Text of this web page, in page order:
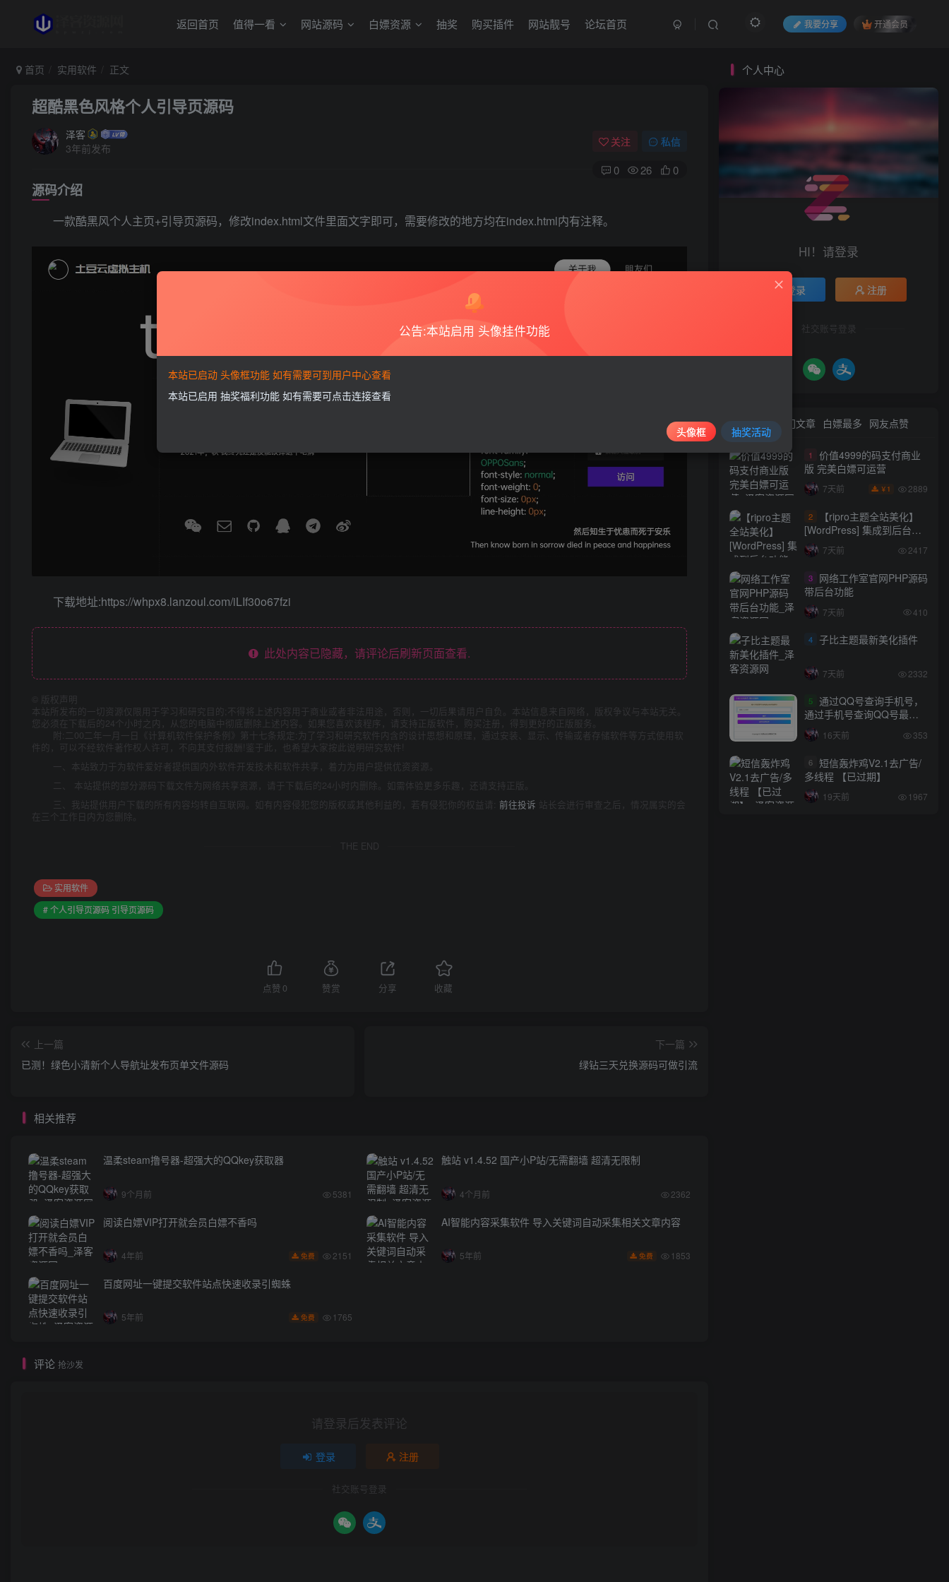
返回首页 值得一看 网站源码 白嫖资源 抽奖 购买插件 网站靓号 论坛首页 我要分享 开通会员
首页 实用软件 正文
超酷黑色风格个人引导页源码
泽客
3年前发布
关注 私信
0 26 0
源码介绍
一款酷黑风个人主页+引导页源码，修改index.html文件里面文字即可，需要修改的地方均在index.html内有注释。
下载地址:https://whpx8.lanzoul.com/iLIf30o67fzi
此处内容已隐藏，请评论后刷新页面查看.
版权声明
本站所发布的一切资源仅限用于学习和研究目的;不得将上述内容用于商业或者非法用途，否则，一切后果请用户自负。本站信息来自网络，版权争议与本站无关。
您必须在下载后的24个小时之内，从您的电脑中彻底删除上述内容。如果您喜欢该程序，请支持正版软件，购买注册，得到更好的正版服务。
附:二00二年一月一日《计算机软件保护条例》第十七条规定:为了学习和研究软件内含的设计思想和原理，通过安装、显示、传输或者存储软件等方式使用软
件的，可以不经软件著作权人许可，不向其支付报酬!鉴于此，也希望大家按此说明研究软件!
一、本站致力于为软件爱好者提供国内外软件开发技术和软件共享，着力为用户提供优资资源。
二、 本站提供的部分源码下载文件为网络共享资源，请于下载后的24小时内删除。如需体验更多乐趣，还请支持正版。
三、我站提供用户下载的所有内容均转自互联网。如有内容侵犯您的版权或其他利益的，若有侵犯你的权益请: 前往投诉 站长会进行审查之后，情况属实的会
在三个工作日内为您删除。
THE END
实用软件
# 个人引导页源码 引导页源码
点赞 0 赞赏 分享 收藏
上一篇
已测！绿色小清新个人导航址发布页单文件源码
下一篇
绿钻三天兑换源码可做引流
相关推荐
温柔steam撸号器-超强大的QQkey获取器
9个月前 5381
触站 v1.4.52 国产小P站/无需翻墙 超清无限制
4个月前 2362
阅读白嫖VIP打开就会员白嫖不香吗
4年前 免费 2151
AI智能内容采集软件 导入关键词自动采集相关文章内容
5年前 免费 1853
百度网址一键提交软件站点快速收录引蜘蛛
5年前 免费 1765
评论 抢沙发
请登录后发表评论
登录 注册
社交账号登录
个人中心
HI！请登录
登录 注册
社交账号登录
热门文章 白嫖最多 网友点赞
1
价值4999的码支付商业
版 完美白嫖可运营
7天前 ￥ 1 2889
2
【ripro主题全站美化】
[WordPress] 集成到后台功
能的全站美化包
WordPress…
7天前 2417
3
网络工作室官网PHP源码
带后台功能
7天前 410
4 子比主题最新美化插件
7天前 2332
5 通过QQ号查询手机号，
通过手机号查询QQ号最新
网站源码
16天前 353
6 短信轰炸鸡V2.1去广告/
多线程 【已过期】
19天前 1967
公告:本站启用 头像挂件功能
本站已启动 头像框功能 如有需要可到用户中心查看
本站已启用 抽奖福利功能 如有需要可点击连接查看
头像框 抽奖活动